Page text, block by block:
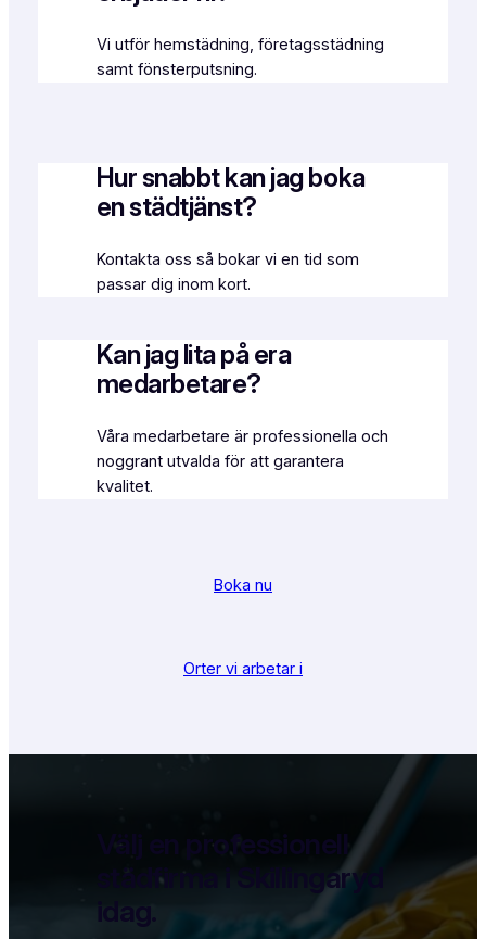
Vi utför hemstädning, företagsstädning
samt fönsterputsning.
Hur snabbt kan jag boka
en städtjänst?
Kontakta oss så bokar vi en tid som
passar dig inom kort.
Kan jag lita på era
medarbetare?
Våra medarbetare är professionella och
noggrant utvalda för att garantera
kvalitet.
Boka nu
Orter vi arbetar i
Välj en professionell
städfirma i Skillingaryd
idag.